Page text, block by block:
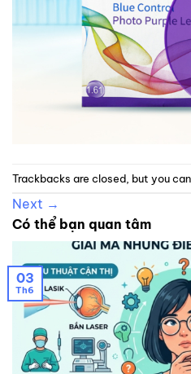
Trackbacks are closed, but you can
Next →
Có thể bạn quan tâm
03
Th6